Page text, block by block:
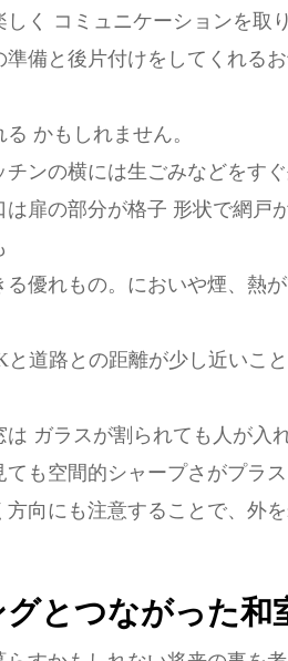
しく コミュニケーションを取
準備と後片付けをしてくれる
かもしれません。
チンの横には生ごみなどをす
は扉の部分が格子 形状で網戸
る優れもの。においや煙、熱
と道路との距離が少し近いこ
は ガラスが割られても人が入
ても空間的シャープさがプラ
方向にも注意することで、外
グとつながった和